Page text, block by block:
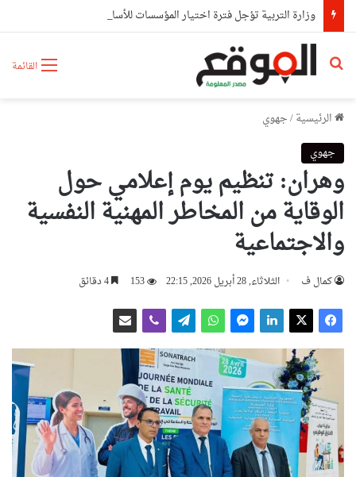
القائمة بحث عن
الرئيسية/جهوي
جهوي
وهران: تنظيم يوم إعلامي حول
الوقاية من المخاطر المهنية النفسية
والاجتماعية
كمال ف الثلاثاء, 28 أبريل 2026, 22:15 153